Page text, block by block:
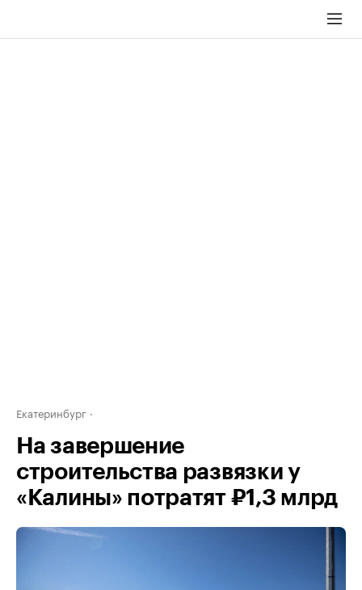
Екатеринбург
На завершение
строительства развязки у
«Калины» потратят ₽1,3 млрд